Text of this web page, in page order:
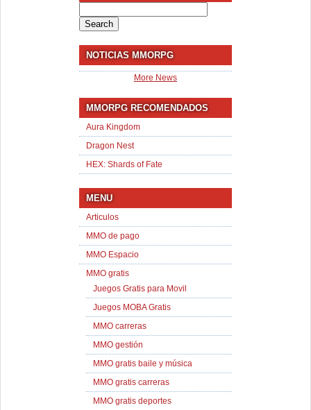
for:
NOTICIAS MMORPG
More News
MMORPG RECOMENDADOS
Aura Kingdom
Dragon Nest
HEX: Shards of Fate
MENU
Articulos
MMO de pago
MMO Espacio
MMO gratis
Juegos Gratis para Movil
Juegos MOBA Gratis
MMO carreras
MMO gestión
MMO gratis baile y música
MMO gratis carreras
MMO gratis deportes